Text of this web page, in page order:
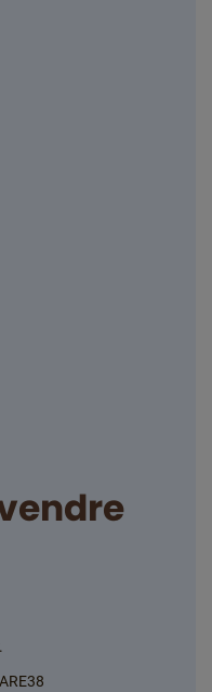
vendre